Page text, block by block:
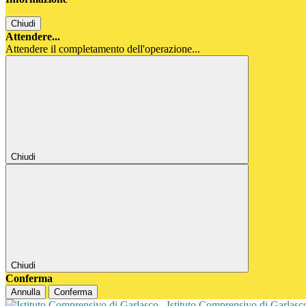
Chiudi
Attendere...
Attendere il completamento dell'operazione...
Chiudi
Chiudi
Conferma
Annulla Conferma